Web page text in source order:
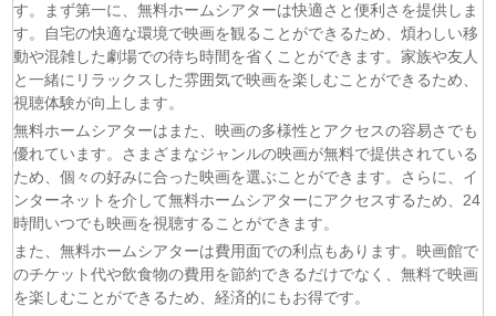
す。まず第一に、無料ホームシアターは快適さと便利さを提供しま
す。自宅の快適な環境で映画を観ることができるため、煩わしい移
動や混雑した劇場での待ち時間を省くことができます。家族や友人
と一緒にリラックスした雰囲気で映画を楽しむことができるため、
視聴体験が向上します。
無料ホームシアターはまた、映画の多様性とアクセスの容易さでも
優れています。さまざまなジャンルの映画が無料で提供されている
ため、個々の好みに合った映画を選ぶことができます。さらに、イ
ンターネットを介して無料ホームシアターにアクセスするため、24
時間いつでも映画を視聴することができます。
また、無料ホームシアターは費用面での利点もあります。映画館で
のチケット代や飲食物の費用を節約できるだけでなく、無料で映画
を楽しむことができるため、経済的にもお得です。